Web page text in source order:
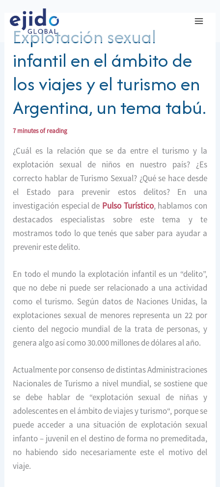
contenido
Explotación sexual
infantil en el ámbito de
los viajes y el turismo en
Argentina, un tema tabú.
7 minutes of reading
¿Cuál es la relación que se da entre el turismo y la
explotación sexual de niños en nuestro país? ¿Es
correcto hablar de Turismo Sexual? ¿Qué se hace desde
el Estado para prevenir estos delitos? En una
investigación especial de Pulso Turístico, hablamos con
destacados especialistas sobre este tema y te
mostramos todo lo que tenés que saber para ayudar a
prevenir este delito.
En todo el mundo la explotación infantil es un “delito”,
que no debe ni puede ser relacionado a una actividad
como el turismo. Según datos de Naciones Unidas, la
explotaciones sexual de menores representa un 22 por
ciento del negocio mundial de la trata de personas, y
genera algo así como 30.000 millones de dólares al año.
Actualmente por consenso de distintas Administraciones
Nacionales de Turismo a nivel mundial, se sostiene que
se debe hablar de “explotación sexual de niñas y
adolescentes en el ámbito de viajes y turismo“, porque se
puede acceder a una situación de explotación sexual
infanto – juvenil en el destino de forma no premeditada,
no habiendo sido necesariamente este el motivo del
viaje.